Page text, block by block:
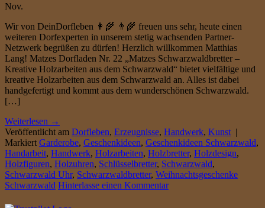
Nov.
Wir von DeinDorfleben 👩‍🌾 👨‍🌾 freuen uns sehr, heute einen
weiteren Dorfexperten in unserem stetig wachsenden Partner-
Netzwerk begrüßen zu dürfen! Herzlich willkommen Matthias
Lang! Matzes Dorfladen Nr. 22 „Matzes Schwarzwaldbretter –
Kreative Holzarbeiten aus dem Schwarzwald“ bietet vielfältige und
kreative Holzarbeiten aus dem Schwarzwald an. Alles ist dabei
handgefertigt und kommt aus dem wunderschönen Schwarzwald.
[…]
Weiterlesen →
Veröffentlicht am Dorfleben, Erzeugnisse, Handwerk, Kunst |
Markiert Garderobe, Geschenkideen, Geschenkideen Schwarzwald,
Handarbeit, Handwerk, Holzarbeiten, Holzbretter, Holzdesign,
Holzfiguren, Holzuhren, Schlüsselbretter, Schwarzwald,
Schwarzwald Uhr, Schwarzwaldbretter, Weihnachtsgeschenke
Schwarzwald Hinterlasse einen Kommentar